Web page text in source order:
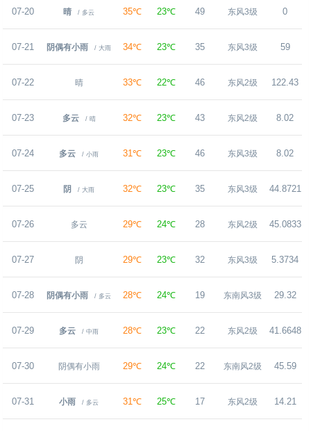
07-20 晴 / 多云 35℃ 23℃ 49 东风3级 0
07-21 阴偶有小雨 / 大雨 34℃ 23℃ 35 东风3级 59
07-22 晴 33℃ 22℃ 46 东风2级 122.43
07-23 多云 / 晴 32℃ 23℃ 43 东风2级 8.02
07-24 多云 / 小雨 31℃ 23℃ 46 东风3级 8.02
07-25 阴 / 大雨 32℃ 23℃ 35 东风3级 44.8721
07-26 多云 29℃ 24℃ 28 东风2级 45.0833
07-27 阴 29℃ 23℃ 32 东风3级 5.3734
07-28 阴偶有小雨 / 多云 28℃ 24℃ 19 东南风3级 29.32
07-29 多云 / 中雨 28℃ 23℃ 22 东风2级 41.6648
07-30 阴偶有小雨 29℃ 24℃ 22 东南风2级 45.59
07-31 小雨 / 多云 31℃ 25℃ 17 东风2级 14.21